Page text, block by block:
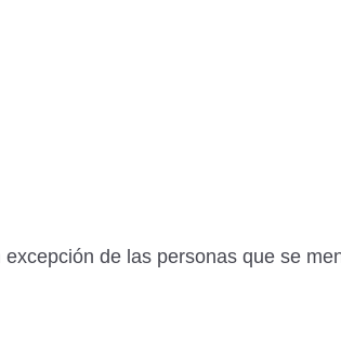
excepción de las personas que se